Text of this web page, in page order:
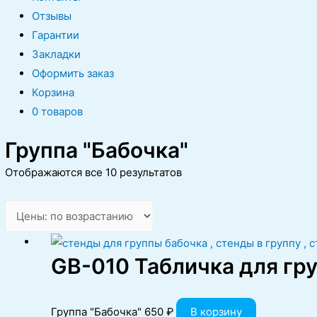
Отзывы
Гарантии
Закладки
Оформить заказ
Корзина
0 товаров
Группа "Бабочка"
Отображаются все 10 результатов
GB-010 Табличка для
Группа "Бабочка" 650 ₽ В корзину